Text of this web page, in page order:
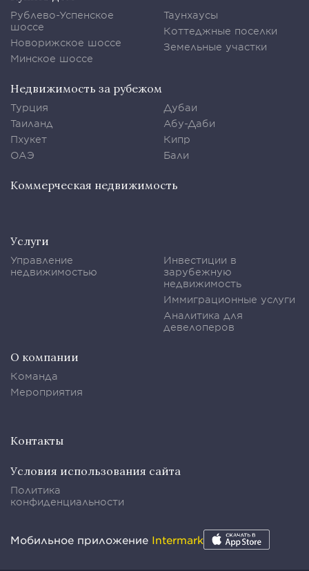
Рублево-Успенское
шоссе
Новорижское шоссе
Минское шоссе
Таунхаусы
Коттеджные поселки
Земельные участки
Недвижимость за рубежом
Турция
Таиланд
Пхукет
ОАЭ
Дубаи
Абу-Даби
Кипр
Бали
Коммерческая недвижимость
Услуги
Управление
недвижимостью
Инвестиции в
зарубежную
недвижимость
Иммиграционные услуги
Аналитика для
девелоперов
О компании
Команда
Мероприятия
Контакты
Условия использования сайта
Политика
конфиденциальности
Мобильное приложение Intermark